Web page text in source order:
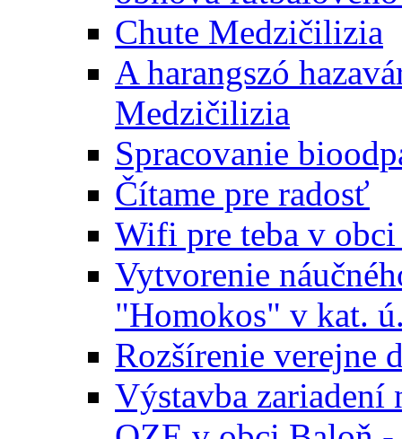
Chute Medzičilizia
A harangszó
Medzičilizia
Spracovanie
Čítame pre radosť
Wifi pre teba v
Vytvorenie
"Homokos" v kat.
Rozšírenie verejne
Výstavba